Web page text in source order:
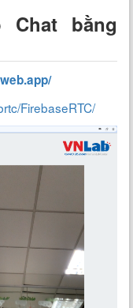
bằng
FirebaseRTC/